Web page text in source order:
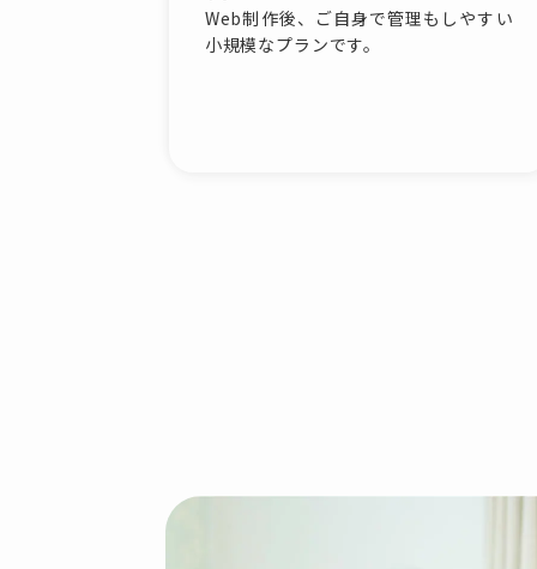
Web制作後、ご自身で管理もしやすい
小規模なプランです。